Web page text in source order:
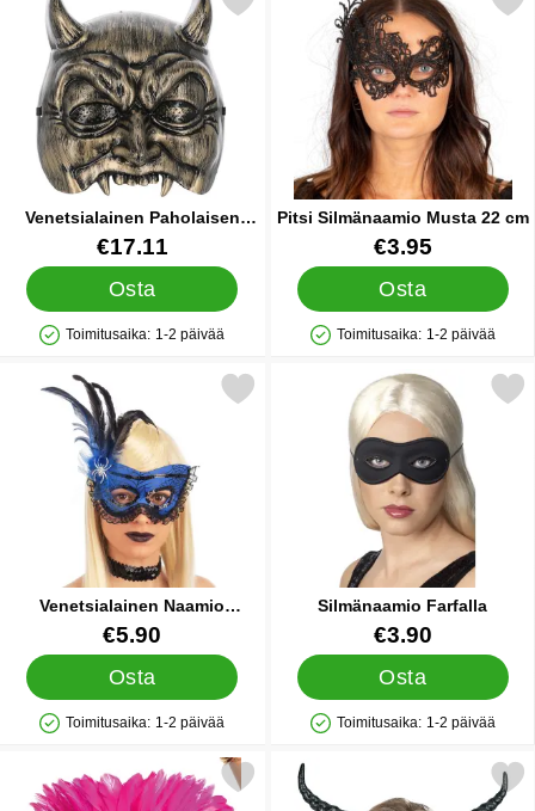
Venetsialainen Paholaisen
Naamio
Tuote.nro 84708
€17.11
Osta
Saatavuus: Varastossa
Toimitusaika: 1-2 päivää
Pitsi Silmänaamio Musta 22 cm
Tuote.nro 85152
€3.95
Osta
Saatavuus: Varastossa
Toimitusaika: 1-2 päivää
Venetsialainen Naamio
Hämähäkinverkko Sininen
Tuote.nro 39963
€5.90
Osta
Saatavuus: Varastossa
Toimitusaika: 1-2 päivää
venetsialainen Naamio Hämähäkinverkko Sininen suosikiksi
Silmänaamio Farfalla
Tuote.nro 1117€3.90
Osta
Saatavuus: Varastossa
Toimitusaika: 1-2 päivää
Merkitse silmänaamio
Merkitse pinkki Naamio Höyhenillä suosikiksi
Merkitse paholainen